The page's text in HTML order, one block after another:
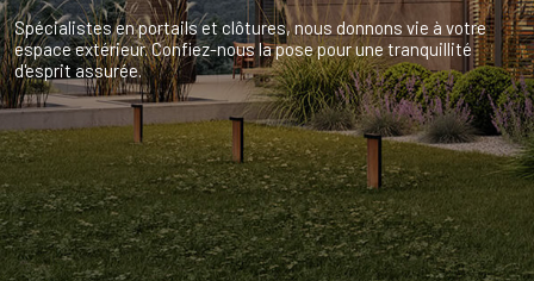
Spécialistes en portails et clôtures, nous donnons vie à votre
espace extérieur. Confiez-nous la pose pour une tranquillité
d'esprit assurée.